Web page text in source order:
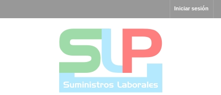
Iniciar sesión